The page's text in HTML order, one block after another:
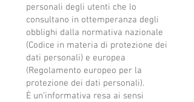
personali degli utenti che lo
consultano in ottemperanza degli
obblighi dalla normativa nazionale
(Codice in materia di protezione dei
dati personali) e europea
(Regolamento europeo per la
protezione dei dati personali).
È un’informativa resa ai sensi